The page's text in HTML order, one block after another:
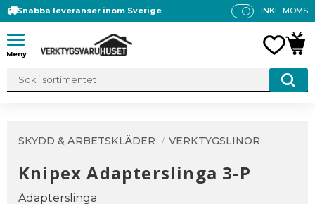
Meny
Snabba leveranser inom Sverige
P
A
INKL. MOMS
SKYDD & ARBETSKLÄDER VERKTYGSLINOR
Knipex Adapterslinga 3-P
Adapterslinga